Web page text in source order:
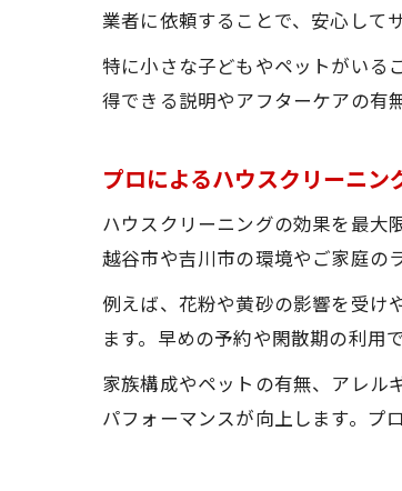
業者に依頼することで、安心して
特に小さな子どもやペットがいる
得できる説明やアフターケアの有
プロによるハウスクリーニン
ハウスクリーニングの効果を最大
越谷市や吉川市の環境やご家庭の
例えば、花粉や黄砂の影響を受け
ます。早めの予約や閑散期の利用
家族構成やペットの有無、アレル
パフォーマンスが向上します。プ